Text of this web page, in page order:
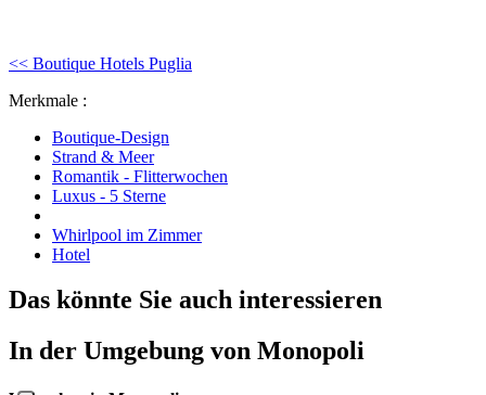
<< Boutique Hotels Puglia
Merkmale :
Boutique-Design
Strand & Meer
Romantik - Flitterwochen
Luxus - 5 Sterne
Whirlpool im Zimmer
Hotel
Das könnte Sie auch interessieren
In der Umgebung von Monopoli